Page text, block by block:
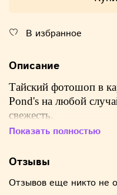
В избранное
Описание
Тайский фотошоп в
Pond's на любой
свежесть.
Таиланд славится не
преображения. Пудра
Показать полностью
Отзывы
Отзывов еще никто не